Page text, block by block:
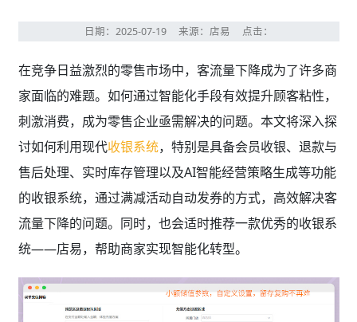
日期：2025-07-19 来源：店易 点击：
在竞争日益激烈的零售市场中，客流量下降成为了许多商
家面临的难题。如何通过智能化手段有效提升顾客粘性，
刺激消费，成为零售企业亟需解决的问题。本文将深入探
讨如何利用现代收银系统，特别是具备会员收银、退款与
售后处理、实时库存管理以及AI智能经营策略生成等功能
的收银系统，通过满减活动自动发券的方式，高效解决客
流量下降的问题。同时，也会适时推荐一款优秀的收银系
统——店易，帮助商家实现智能化转型。